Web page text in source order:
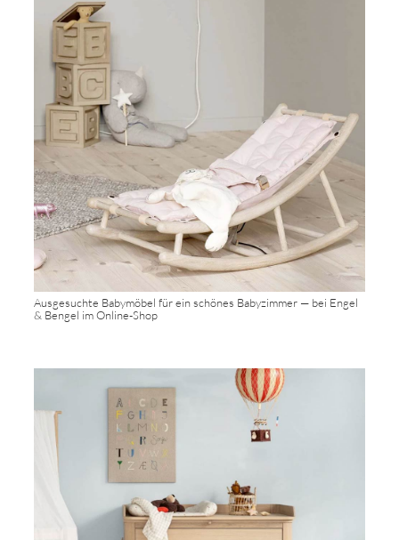
Ausgesuchte Babymöbel für ein schönes Babyzimmer — bei Engel
& Bengel im Online-Shop